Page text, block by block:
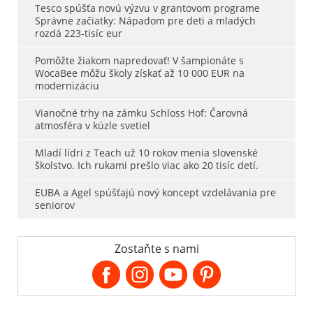
Tesco spúšťa novú výzvu v grantovom programe
Správne začiatky: Nápadom pre deti a mladých
rozdá 223-tisíc eur
Pomôžte žiakom napredovať! V šampionáte s
WocaBee môžu školy získať až 10 000 EUR na
modernizáciu
Vianočné trhy na zámku Schloss Hof: Čarovná
atmosféra v kúzle svetiel
Mladí lídri z Teach už 10 rokov menia slovenské
školstvo. Ich rukami prešlo viac ako 20 tisíc detí.
EUBA a Agel spúšťajú nový koncept vzdelávania pre
seniorov
Zostaňte s nami